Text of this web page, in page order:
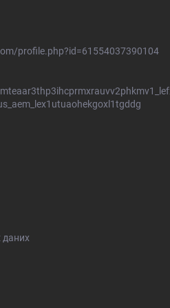
profile.php?id=61554037390104
даних